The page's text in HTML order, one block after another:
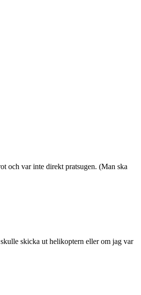
och var inte direkt pratsugen. (Man ska
skicka ut helikoptern eller om jag var